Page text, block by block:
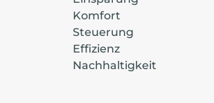
0608365656
Komfort
Steuerung
Effizienz
Nachhaltigkeit